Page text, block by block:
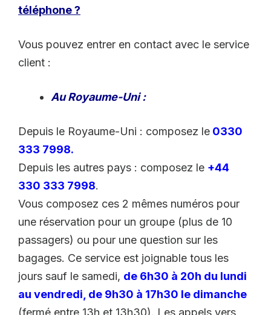
téléphone ?
Vous pouvez entrer en contact avec le service
client :
Au Royaume-Uni :
Depuis le Royaume-Uni : composez le 0330
333 7998.
Depuis les autres pays : composez le +44
330 333 7998.
Vous composez ces 2 mêmes numéros pour
une réservation pour un groupe (plus de 10
passagers) ou pour une question sur les
bagages. Ce service est joignable tous les
jours sauf le samedi, de 6h30 à 20h du lundi
au vendredi, de 9h30 à 17h30 le dimanche
(fermé entre 13h et 13h30). Les appels vers